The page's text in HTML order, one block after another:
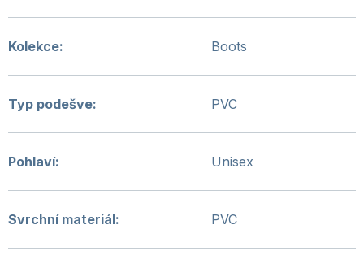
Kolekce: Boots
Typ podešve: PVC
Pohlaví: Unisex
Svrchní materiál: PVC